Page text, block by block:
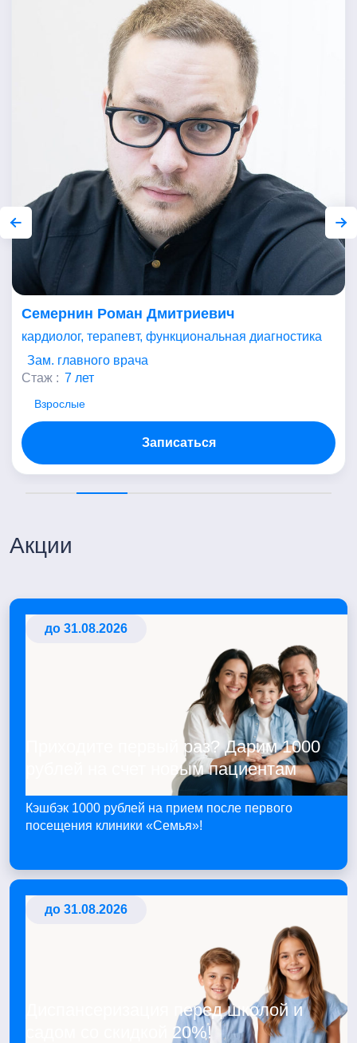
Семернин Роман Дмитриевич
кардиолог, терапевт, функциональная диагностика
Зам. главного врача
Стаж : 7 лет
Взрослые
Записаться
Акции
до 31.08.2026
Приходите первый раз? Дарим 1000
рублей на счет новым пациентам
Кэшбэк 1000 рублей на прием после первого
посещения клиники «Семья»!
до 31.08.2026
Диспансеризация перед школой и
садом со скидкой 20%!